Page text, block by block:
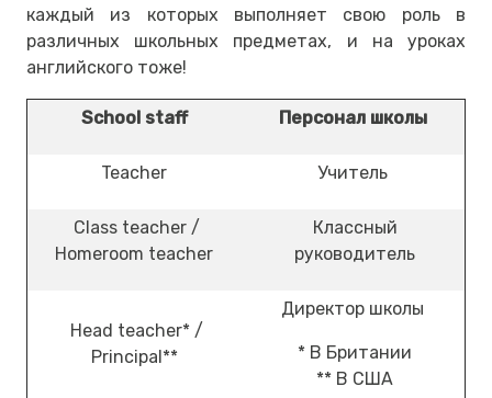
каждый из которых выполняет свою роль в
различных школьных предметах, и на уроках
английского тоже!
School staff Персонал школы
Teacher Учитель
Class teacher /
Homeroom teacher
Классный
руководитель
Head teacher* /
Principal**
Директор школы
* В Британии
** В США